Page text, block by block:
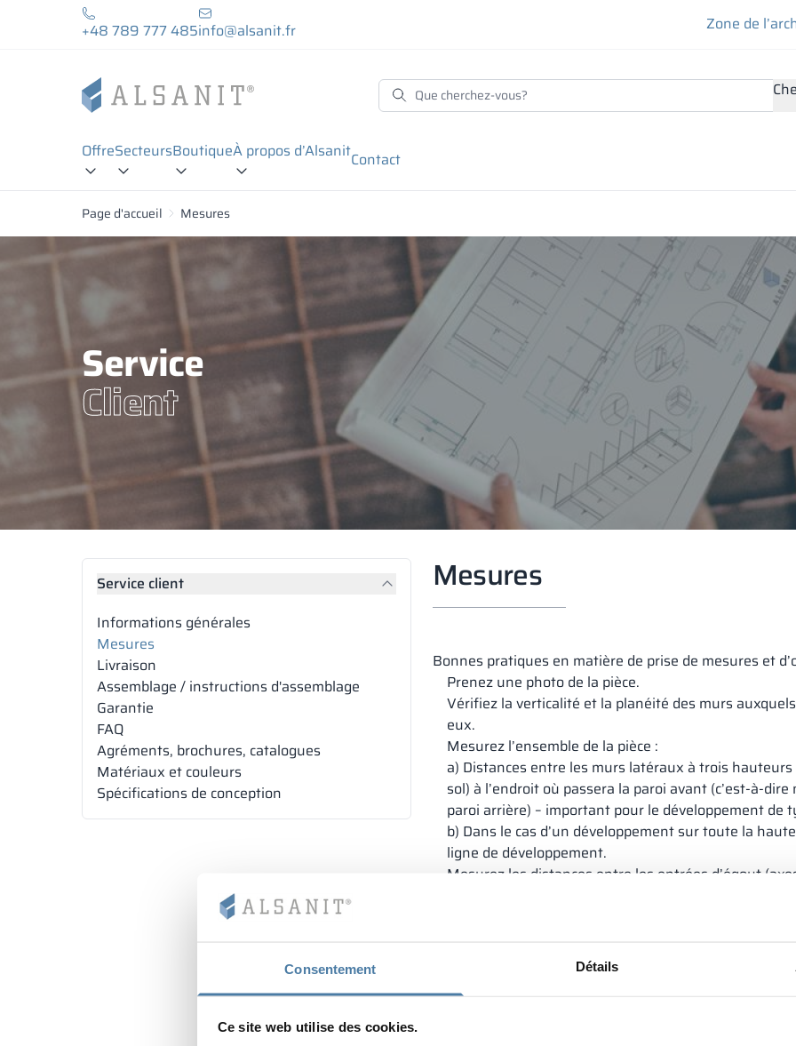
Consentement Détails
Ce site web utilise des cookies.
+48 789 777 485info@alsanit.fr Zone de
OffreSecteursBoutiqueÀ propos d’AlsanitContact
Page d'accueil Mesures
Service
Client
Service client
Informations générales
Mesures
Livraison
Assemblage / instructions d'assemblage
Garantie
FAQ
Agréments, brochures, catalogues
Matériaux et couleurs
Spécifications de conception
Mesures
Bonnes pratiques en matière de prise de mesures et
Prenez une photo de la pièce.
Vérifiez la verticalité et la planéité des murs
eux.
Mesurez l’ensemble de la pièce :
a) Distances entre les murs latéraux à trois
sol) à l’endroit où passera la paroi avant (c’est-à-
paroi arrière) – important pour le développement de
b) Dans le cas d’un développement sur toute la
ligne de développement.
Mesurez les distances entre les entrées d’égout
Vérifier s’il existe des obstacles supplémentaires
fixes, et les dimensionner.